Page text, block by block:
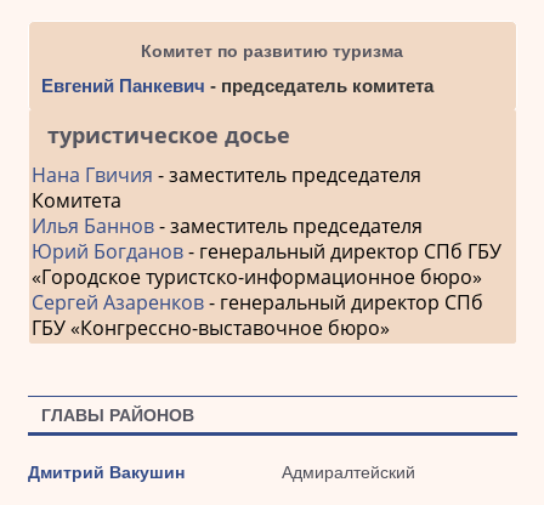
Комитет по развитию туризма
Евгений Панкевич - председатель комитета
туристическое досье
Нана Гвичия - заместитель председателя
Комитета
Илья Баннов- заместитель председателя
Юрий Богданов- генеральный директор СПб ГБУ
«Городское туристско-информационное бюро»
Сергей Азаренков- генеральный директор СПб
ГБУ «Конгрессно-выставочное бюро»
ГЛАВЫ РАЙОНОВ
Дмитрий Вакушин Адмиралтейский